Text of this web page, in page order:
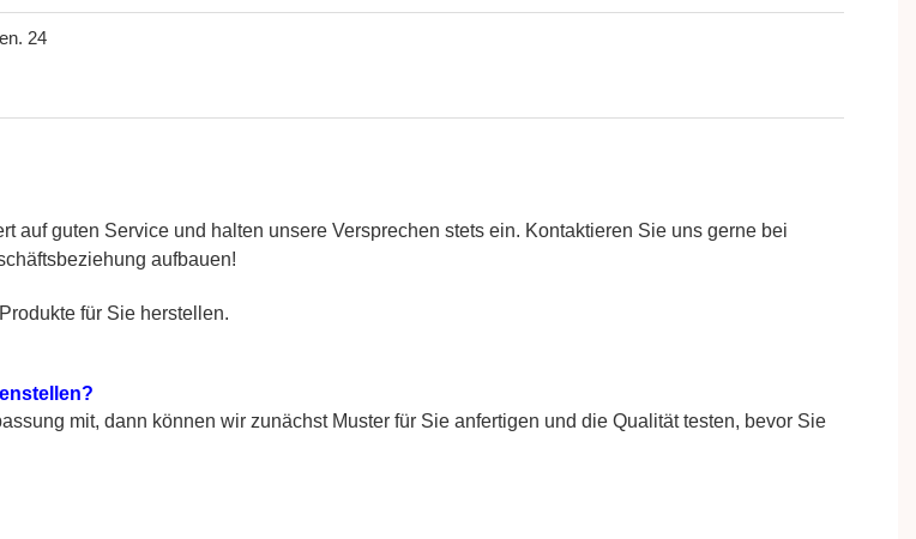
auf guten Service und halten unsere Versprechen stets ein. Kontaktieren Sie uns gerne bei
aufbauen!
für Sie herstellen.
mit, dann können wir zunächst Muster für Sie anfertigen und die Qualität testen, bevor Sie